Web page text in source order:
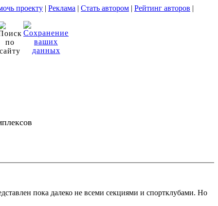
проекту | Реклама | Стать автором | Рейтинг авторов |
пока далеко не всеми секциями и спортклубами. Но